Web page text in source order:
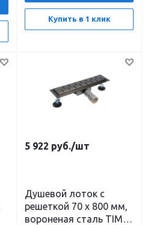
Купить в 1 клик
5 922 руб./шт
Душевой лоток с
решеткой 70 х 800 мм,
вороненая сталь TIM